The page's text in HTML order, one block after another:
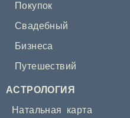
Покупок
Свадебный
Бизнеса
Путешествий
АСТРОЛОГИЯ
Натальная карта